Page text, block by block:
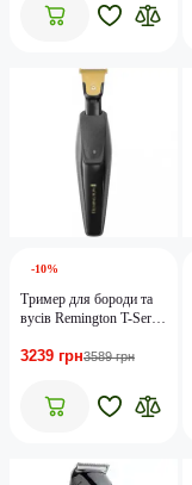
-10%
Тример для бороди та
вусів Remington T-Series
3239 грн3589 грн